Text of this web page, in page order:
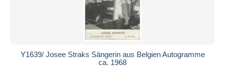
Y1639/ Josee Straks Sängerin aus Belgien Autogramme
ca. 1968